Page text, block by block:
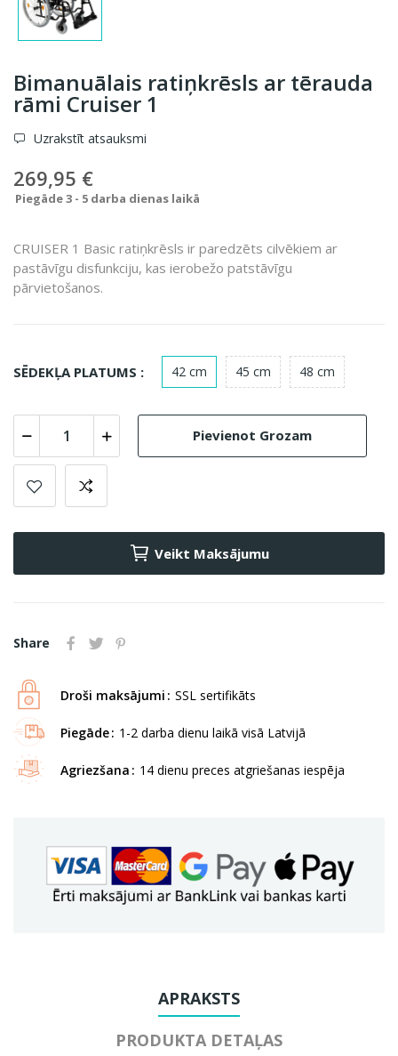
Bimanuālais ratiņkrēsls ar tērauda
rāmi Cruiser 1
Uzrakstīt atsauksmi
269,95 €
Piegāde 3 - 5 darba dienas laikā
CRUISER 1 Basic ratiņkrēsls ir paredzēts cilvēkiem ar
pastāvīgu disfunkciju, kas ierobežo patstāvīgu
pārvietošanos.
SĒDEKĻA PLATUMS : 42 cm 45 cm 48 cm
Pievienot Grozam
Veikt Maksājumu
Share
Droši maksājumi SSL sertifikāts
Piegāde 1-2 darba dienu laikā visā Latvijā
Agriezšana 14 dienu preces atgriešanas iespēja
APRAKSTS
PRODUKTA DETAĻAS